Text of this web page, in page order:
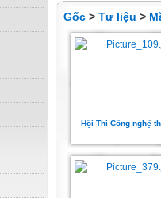
Gốc > Tư liệu >
Hội Thi Công nghệ